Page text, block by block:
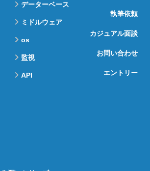
データーベース
ミドルウェア
os
監視
API
執筆依頼
カジュアル面談
お問い合わせ
エントリー